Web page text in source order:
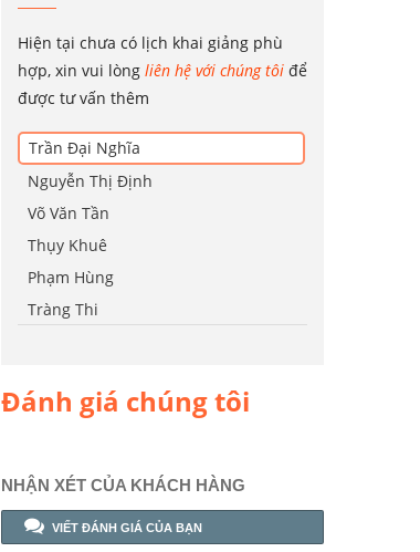
Hiện tại chưa có lịch khai giảng phù
hợp, xin vui lòng liên hệ với chúng tôiđể
được tư vấn thêm
Trần Đại Nghĩa
Nguyễn Thị Định
Võ Văn Tần
Thụy Khuê
Phạm Hùng
Tràng Thi
Đánh giá chúng tôi
NHẬN XÉT CỦA KHÁCH HÀNG
VIẾT ĐÁNH GIÁ CỦA BẠN